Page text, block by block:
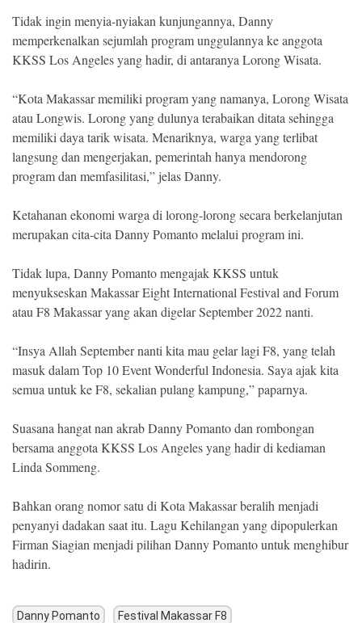
.
Right
Reserve
Tidak ingin menyia-nyiakan kunjungannya, Danny
memperkenalkan sejumlah program unggulannya ke anggota
KKSS Los Angeles yang hadir, di antaranya Lorong Wisata.
“Kota Makassar memiliki program yang namanya, Lorong Wisata
atau Longwis. Lorong yang dulunya terabaikan ditata sehingga
memiliki daya tarik wisata. Menariknya, warga yang terlibat
langsung dan mengerjakan, pemerintah hanya mendorong
program dan memfasilitasi,” jelas Danny.
Ketahanan ekonomi warga di lorong-lorong secara berkelanjutan
merupakan cita-cita Danny Pomanto melalui program ini.
Tidak lupa, Danny Pomanto mengajak KKSS untuk
menyukseskan Makassar Eight International Festival and Forum
atau F8 Makassar yang akan digelar September 2022 nanti.
“Insya Allah September nanti kita mau gelar lagi F8, yang telah
masuk dalam Top 10 Event Wonderful Indonesia. Saya ajak kita
semua untuk ke F8, sekalian pulang kampung,” paparnya.
Suasana hangat nan akrab Danny Pomanto dan rombongan
bersama anggota KKSS Los Angeles yang hadir di kediaman
Linda Sommeng.
Bahkan orang nomor satu di Kota Makassar beralih menjadi
penyanyi dadakan saat itu. Lagu Kehilangan yang dipopulerkan
Firman Siagian menjadi pilihan Danny Pomanto untuk menghibur
hadirin.
Danny Pomanto Festival Makassar F8